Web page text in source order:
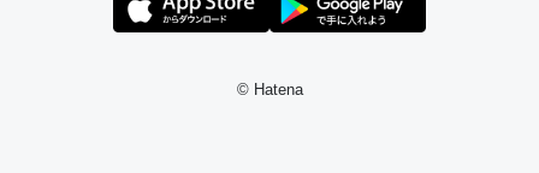
が結構効いてるので、気になる場合はにんにくだけ加熱してから加えた
いてみた - メシ通 | ホットペッパーグルメ
© Hatena